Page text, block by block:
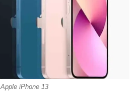
Apple iPhone 13